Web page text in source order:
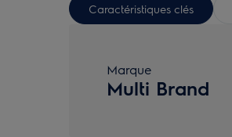
Caractéristiques clés
Marque
Multi Brand